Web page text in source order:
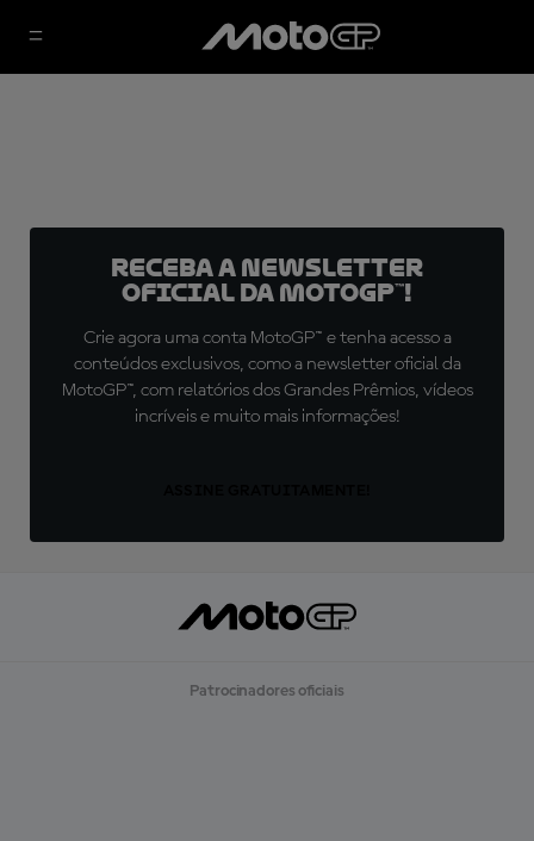
Receba a newsletter
oficial da MotoGP™!
Crie agora uma conta MotoGP™ e tenha acesso a
conteúdos exclusivos, como a newsletter oficial da
MotoGP™, com relatórios dos Grandes Prêmios, vídeos
incríveis e muito mais informações!
Patrocinadores oficiais